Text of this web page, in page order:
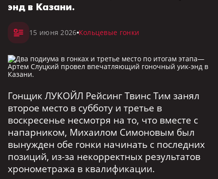
энд в Казани.
15 июня 2026 Кольцевые гонки
Гонщик ЛУКОЙЛ Рейсинг Твинс Тим занял
второе место в субботу и третье в
воскресенье несмотря на то, что вместе с
напарником, Михаилом Симоновым был
вынужден обе гонки начинать с последних
позиций, из-за некорректных результатов
хронометража в квалификации.